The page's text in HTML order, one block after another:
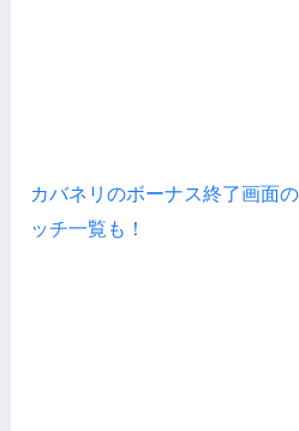
カバネリのボーナス終了画面
ッチ一覧も！